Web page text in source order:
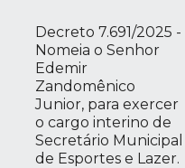
Decreto 7.691/2025 -
Nomeia o Senhor
Edemir
Zandomênico
Junior, para exercer
o cargo interino de
Secretário Municipal
de Esportes e Lazer.